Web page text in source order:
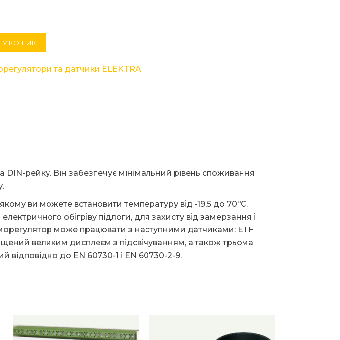
У КОШИК
та датчики ELEKTRA
рейку. Він забезпечує мінімальний рівень споживання
ви можете встановити температуру від -19,5 до 70ºC.
обігріву підлоги, для захисту від замерзання і
може працювати з наступними датчиками: ETF
великим дисплеєм з підсвічуванням, а також трьома
відповідно до EN 60730-1 і EN 60730-2-9.